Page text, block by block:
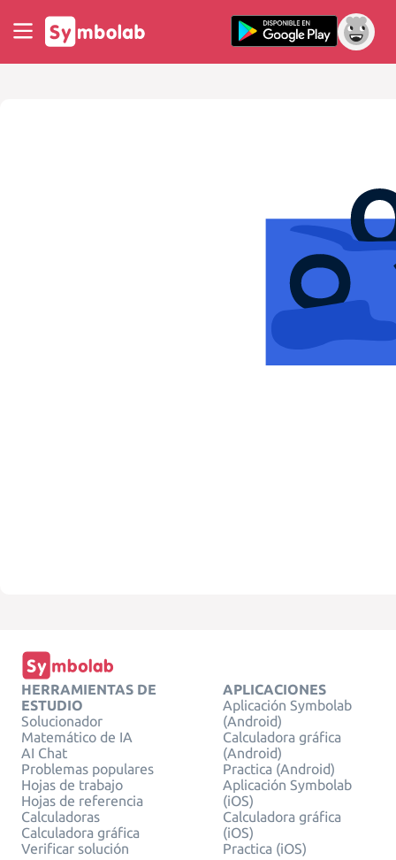
HERRAMIENTAS DE
ESTUDIO
Solucionador
Matemático de IA
AI Chat
Problemas populares
Hojas de trabajo
Hojas de referencia
Calculadoras
Calculadora gráfica
Verificar solución
APLICACIONES
Aplicación Symbolab
(Android)
Calculadora gráfica
(Android)
Practica (Android)
Aplicación Symbolab
(iOS)
Calculadora gráfica
(iOS)
Practica (iOS)